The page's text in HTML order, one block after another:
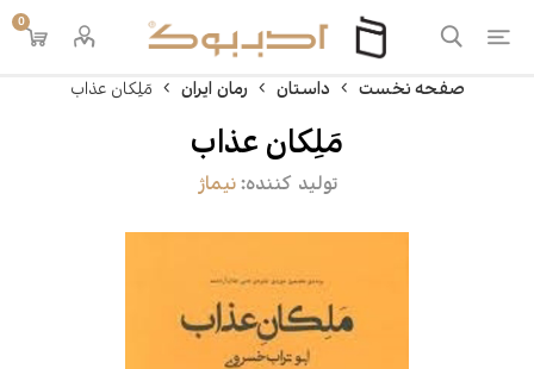
0
صفحه نخست داستان رمان ایران مَلِکان عذاب
مَلِکان عذاب
تولید کننده: نیماژ